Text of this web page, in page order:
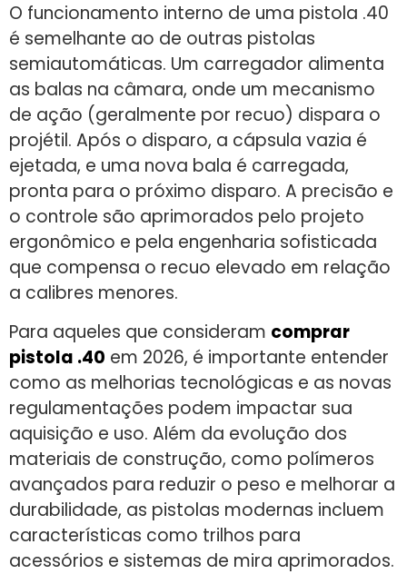
O funcionamento interno de uma pistola .40
é semelhante ao de outras pistolas
semiautomáticas. Um carregador alimenta
as balas na câmara, onde um mecanismo
de ação (geralmente por recuo) dispara o
projétil. Após o disparo, a cápsula vazia é
ejetada, e uma nova bala é carregada,
pronta para o próximo disparo. A precisão e
o controle são aprimorados pelo projeto
ergonômico e pela engenharia sofisticada
que compensa o recuo elevado em relação
a calibres menores.
Para aqueles que consideram comprar
pistola .40 em 2026, é importante entender
como as melhorias tecnológicas e as novas
regulamentações podem impactar sua
aquisição e uso. Além da evolução dos
materiais de construção, como polímeros
avançados para reduzir o peso e melhorar a
durabilidade, as pistolas modernas incluem
características como trilhos para
acessórios e sistemas de mira aprimorados.